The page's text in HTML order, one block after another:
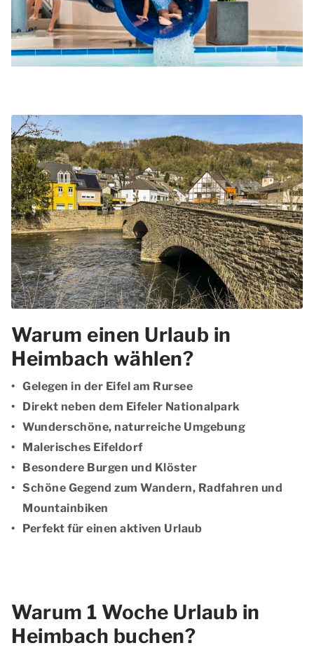
Warum einen Urlaub in
Heimbach wählen?
Gelegen in der Eifel am Rursee
Direkt neben dem Eifeler Nationalpark
Wunderschöne, naturreiche Umgebung
Malerisches Eifeldorf
Besondere Burgen und Klöster
Schöne Gegend zum Wandern, Radfahren und
Mountainbiken
Perfekt für einen aktiven Urlaub
Warum 1 Woche Urlaub in
Heimbach buchen?